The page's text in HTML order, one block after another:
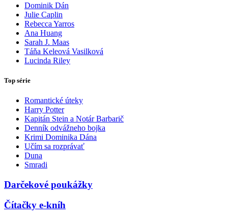
Dominik Dán
Julie Caplin
Rebecca Yarros
Ana Huang
Sarah J. Maas
Táňa Keleová Vasilková
Lucinda Riley
Top série
Romantické úteky
Harry Potter
Kapitán Stein a Notár Barbarič
Denník odvážneho bojka
Krimi Dominika Dána
Učím sa rozprávať
Duna
Smradi
Darčekové poukážky
Čítačky e-kníh